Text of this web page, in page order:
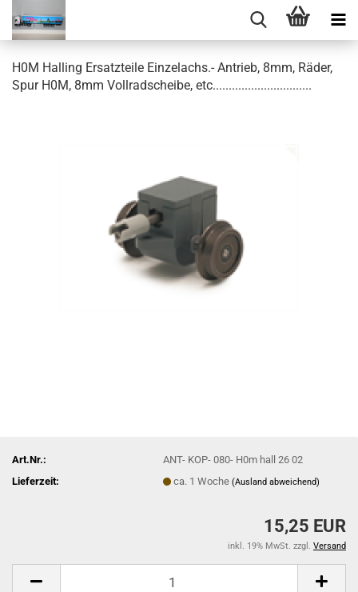
H0M Halling Ersatzteile Einzelachs.- Antrieb, 8mm, Räder,
Spur H0M, 8mm Vollradscheibe, etc...............................
Art.Nr.:
ANT- KOP- 080- H0m hall 26 02
Lieferzeit:
ca. 1 Woche(Ausland abweichend)
15,25 EUR
inkl. 19% MwSt. zzgl. Versand